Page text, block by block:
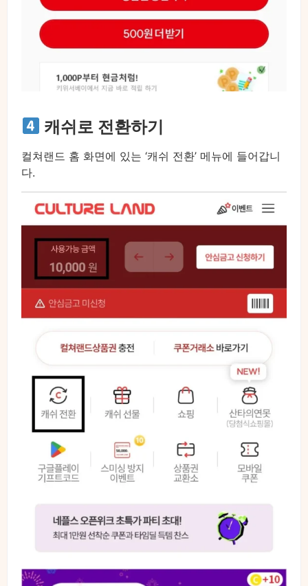
캐쉬로 전환하기
컬쳐랜드 홈 화면에 있는 ‘캐쉬 전환’ 메뉴에 들어갑니
다.